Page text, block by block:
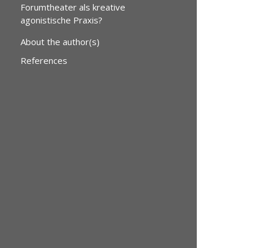
Forumtheater als kreative
agonistische Praxis?
About the author(s)
References